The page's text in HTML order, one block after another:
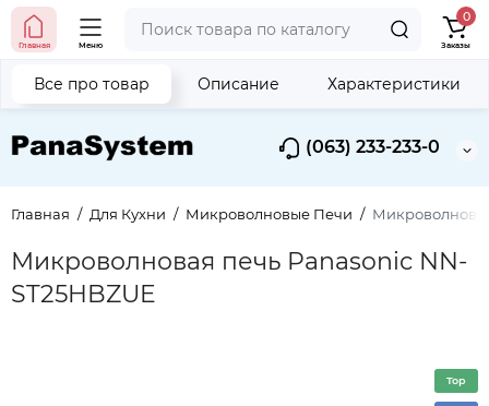
(063) 233-233-0
Главная Меню
0
Заказы
Главная Для Кухни Микроволновые Печи
Микроволновая печь Panasonic NN-
ST25HBZUE
Все про товар Описание Характеристики
Top